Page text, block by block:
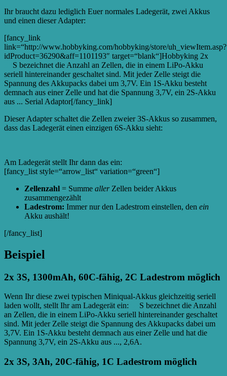
Ihr braucht dazu lediglich Euer normales Ladegerät, zwei Akkus
und einen dieser Adapter:
[fancy_link
link=“http://www.hobbyking.com/hobbyking/store/uh_viewItem.asp?
idProduct=36290&aff=1101193″ target=“blank“]Hobbyking 2x
S bezeichnet die Anzahl an Zellen, die in einem LiPo-Akku
seriell hintereinander geschaltet sind. Mit jeder Zelle steigt die
Spannung des Akkupacks dabei um 3,7V. Ein 1S-Akku besteht
demnach aus einer Zelle und hat die Spannung 3,7V, ein 2S-Akku
aus ... Serial Adaptor[/fancy_link]
Dieser Adapter schaltet die Zellen zweier 3S-Akkus so zusammen,
dass das Ladegerät einen einzigen 6S-Akku sieht:
Am Ladegerät stellt Ihr dann das ein:
[fancy_list style=“arrow_list“ variation=“green“]
Zellenzahl = Summe allerZellen beider Akkus
zusammengezählt
Ladestrom: Immer nur den Ladestrom einstellen, den ein
Akku aushält!
[/fancy_list]
Beispiel
2x 3S, 1300mAh, 60C-fähig, 2C Ladestrom möglich
Wenn Ihr diese zwei typischen Miniqual-Akkus gleichzeitig seriell
laden wollt, stellt Ihr am Ladegerät ein:
S bezeichnet die Anzahl
an Zellen, die in einem LiPo-Akku seriell hintereinander geschaltet
sind. Mit jeder Zelle steigt die Spannung des Akkupacks dabei um
3,7V. Ein 1S-Akku besteht demnach aus einer Zelle und hat die
Spannung 3,7V, ein 2S-Akku aus ..., 2,6A.
2x 3S, 3Ah, 20C-fähig, 1C Ladestrom möglich